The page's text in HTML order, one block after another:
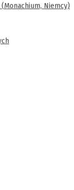
Niemcy)